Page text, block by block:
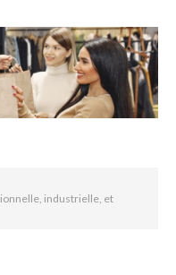
industrielle, et